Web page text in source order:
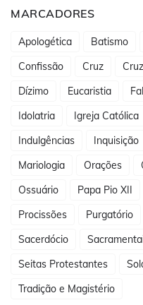
MARCADORES
Apologética Batismo
Confissão
Cruz
Dízimo
Eucaristia
Idolatria
Igreja Católica
Indulgências
Inquisição
Mariologia
Orações
Ossuário
Papa Pio XII
Procissões
Purgatório
Sacerdócio
Seitas Protestantes
Tradição e Magistério